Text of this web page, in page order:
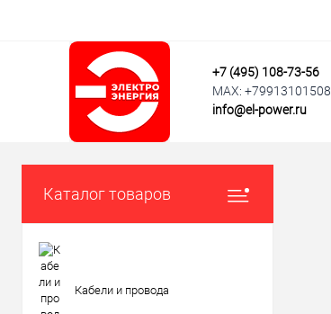
+7 (495) 108-73-56
MAX: +79913101508
info@el-power.ru
Каталог товаров
Кабели и провода